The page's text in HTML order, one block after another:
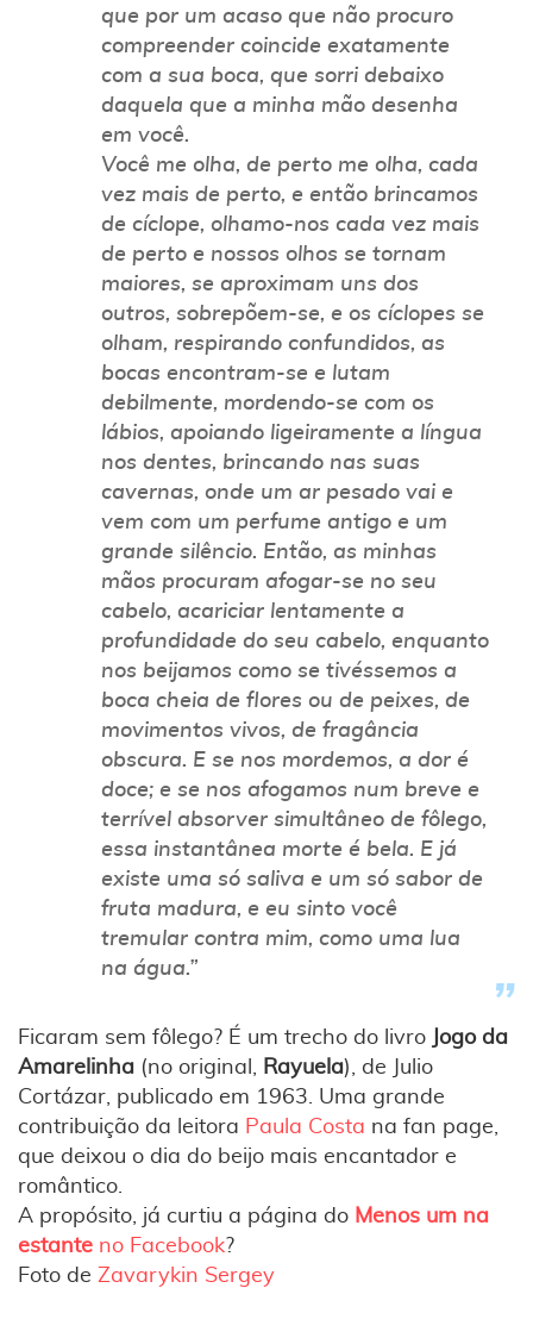
que por um acaso que não procuro
compreender coincide exatamente
com a sua boca, que sorri debaixo
daquela que a minha mão desenha
em você.
Você me olha, de perto me olha, cada
vez mais de perto, e então brincamos
de cíclope, olhamo-nos cada vez mais
de perto e nossos olhos se tornam
maiores, se aproximam uns dos
outros, sobrepõem-se, e os cíclopes se
olham, respirando confundidos, as
bocas encontram-se e lutam
debilmente, mordendo-se com os
lábios, apoiando ligeiramente a língua
nos dentes, brincando nas suas
cavernas, onde um ar pesado vai e
vem com um perfume antigo e um
grande silêncio. Então, as minhas
mãos procuram afogar-se no seu
cabelo, acariciar lentamente a
profundidade do seu cabelo, enquanto
nos beijamos como se tivéssemos a
boca cheia de flores ou de peixes, de
movimentos vivos, de fragância
obscura. E se nos mordemos, a dor é
doce; e se nos afogamos num breve e
terrível absorver simultâneo de fôlego,
essa instantânea morte é bela. E já
existe uma só saliva e um só sabor de
fruta madura, e eu sinto você
tremular contra mim, como uma lua
na água.”
Ficaram sem fôlego? É um trecho do livro
Jogo da
Amarelinha (no original, Rayuela), de Julio
Cortázar, publicado em 1963. Uma grande
contribuição da leitora Paula Costa na fan page,
que deixou o dia do beijo mais encantador e
romântico.
A propósito, já curtiu a página do Menos um na
estante no Facebook?
Foto de Zavarykin Sergey